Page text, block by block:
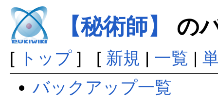
【秘術師】 の
[ トップ] [ 新規 | 一覧 |
バックアップ一覧